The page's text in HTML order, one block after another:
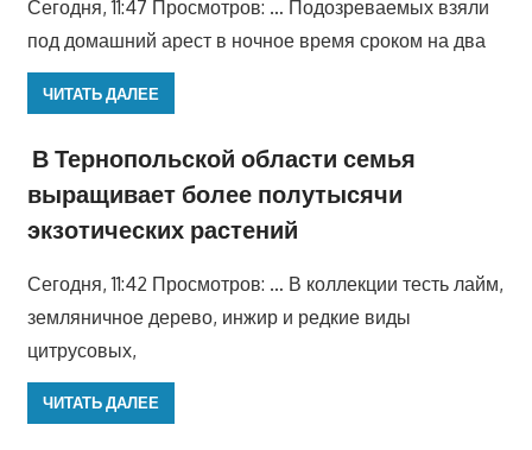
Сегодня, 11:47 Просмотров: … Подозреваемых взяли
под домашний арест в ночное время сроком на два
ЧИТАТЬ ДАЛЕЕ
В Тернопольской области семья
выращивает более полутысячи
экзотических растений
Сегодня, 11:42 Просмотров: … В коллекции тесть лайм,
земляничное дерево, инжир и редкие виды
цитрусовых,
ЧИТАТЬ ДАЛЕЕ